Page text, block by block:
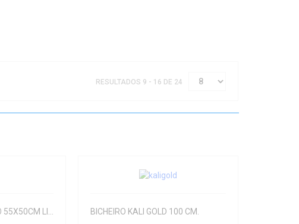
RESULTADOS 9 - 16 DE 24
BICHEIRO KALI GOLD 100 CM.